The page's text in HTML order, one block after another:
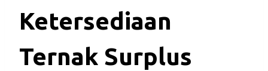
Ketersediaan
Ternak Surplus